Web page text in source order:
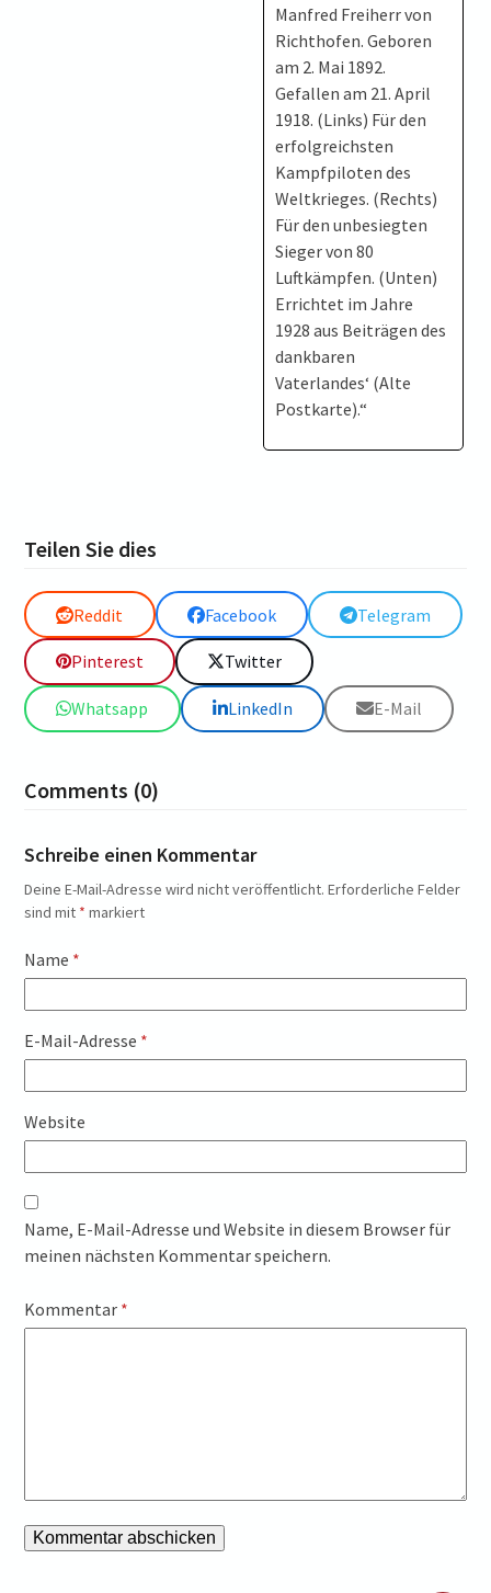
Manfred Freiherr von
Richthofen. Geboren
am 2. Mai 1892.
Gefallen am 21. April
1918. (Links) Für den
erfolgreichsten
Kampfpiloten des
Weltkrieges. (Rechts)
Für den unbesiegten
Sieger von 80
Luftkämpfen. (Unten)
Errichtet im Jahre
1928 aus Beiträgen des
dankbaren
Vaterlandes‘ (Alte
Postkarte).“
Teilen Sie dies
Reddit Facebook Telegram
Pinterest Twitter
Whatsapp LinkedIn E-Mail
Comments (0)
Schreibe einen Kommentar
Deine E-Mail-Adresse wird nicht veröffentlicht. Erforderliche Felder
sind mit * markiert
Name *
E-Mail-Adresse *
Website
Name, E-Mail-Adresse und Website in diesem Browser für
meinen nächsten Kommentar speichern.
Kommentar *